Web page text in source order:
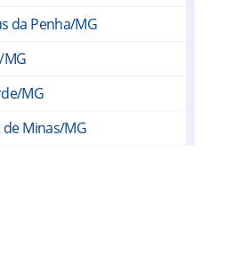
da Penha/MG
MG
de Minas/MG